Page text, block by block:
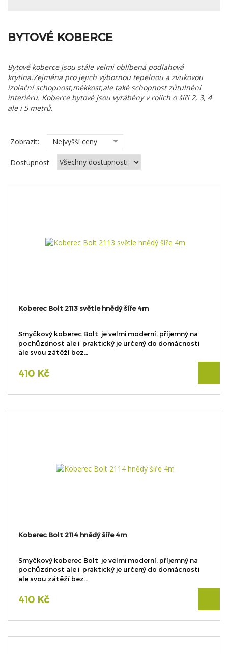
BYTOVÉ KOBERCE
Bytové koberce jsou stále velmi oblíbená podlahová
krytina.Zejména pro jejich výbornou tepelnou a zvukovou
izolační schopnost,měkkost,ale také schopnost zůtulnění
interiéru. Koberce bytové jsou vyráběny v rolích o šíři 2, 3, 4
ale i 5 metrů.
Zobrazit: Nejvyšší ceny
Dostupnost
Koberec Bolt 2113 světle hnědý šíře 4m
Smyčkový koberec Bolt je velmi moderní, příjemný na
pochůzdnost ale i praktický je určený do domácnosti
ale svou zátěží bez…
410 Kč
Koberec Bolt 2114 hnědý šíře 4m
Smyčkový koberec Bolt je velmi moderní, příjemný na
pochůzdnost ale i praktický je určený do domácnosti
ale svou zátěží bez…
410 Kč